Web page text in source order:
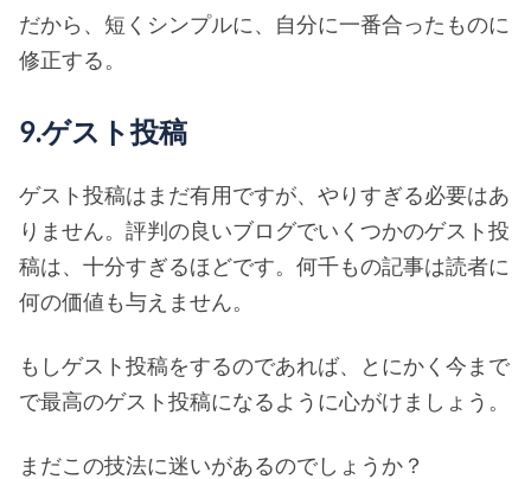
だから、短くシンプルに、自分に一番合ったものに
修正する。
9.ゲスト投稿
ゲスト投稿はまだ有用ですが、やりすぎる必要はあ
りません。評判の良いブログでいくつかのゲスト投
稿は、十分すぎるほどです。何千もの記事は読者に
何の価値も与えません。
もしゲスト投稿をするのであれば、とにかく今まで
で最高のゲスト投稿になるように心がけましょう。
まだこの技法に迷いがあるのでしょうか？